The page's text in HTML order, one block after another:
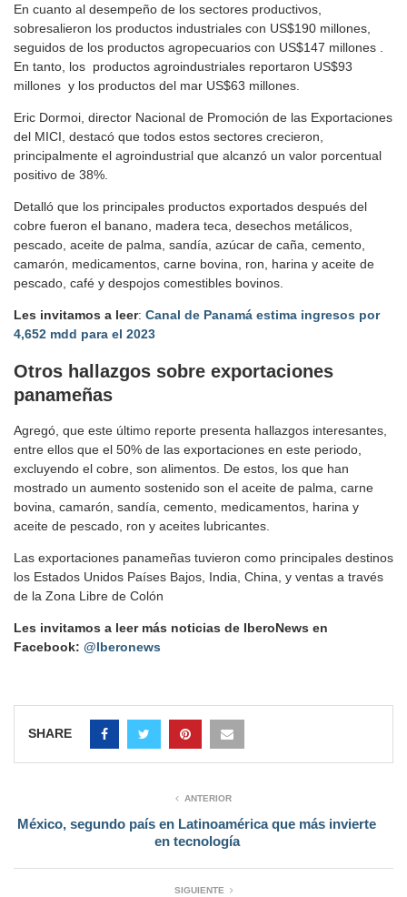
En cuanto al desempeño de los sectores productivos,
sobresalieron los productos industriales con US$190 millones,
seguidos de los productos agropecuarios con US$147 millones .
En tanto, los productos agroindustriales reportaron US$93
millones y los productos del mar US$63 millones.
Eric Dormoi, director Nacional de Promoción de las Exportaciones
del MICI, destacó que todos estos sectores crecieron,
principalmente el agroindustrial que alcanzó un valor porcentual
positivo de 38%.
Detalló que los principales productos exportados después del
cobre fueron el banano, madera teca, desechos metálicos,
pescado, aceite de palma, sandía, azúcar de caña, cemento,
camarón, medicamentos, carne bovina, ron, harina y aceite de
pescado, café y despojos comestibles bovinos.
Les invitamos a leer: Canal de Panamá estima ingresos por
4,652 mdd para el 2023
Otros hallazgos sobre exportaciones
panameñas
Agregó, que este último reporte presenta hallazgos interesantes,
entre ellos que el 50% de las exportaciones en este periodo,
excluyendo el cobre, son alimentos. De estos, los que han
mostrado un aumento sostenido son el aceite de palma, carne
bovina, camarón, sandía, cemento, medicamentos, harina y
aceite de pescado, ron y aceites lubricantes.
Las exportaciones panameñas tuvieron como principales destinos
los Estados Unidos Países Bajos, India, China, y ventas a través
de la Zona Libre de Colón
Les invitamos a leer más noticias de IberoNews en
Facebook: @Iberonews
SHARE
ANTERIOR
México, segundo país en Latinoamérica que más invierte
en tecnología
SIGUIENTE